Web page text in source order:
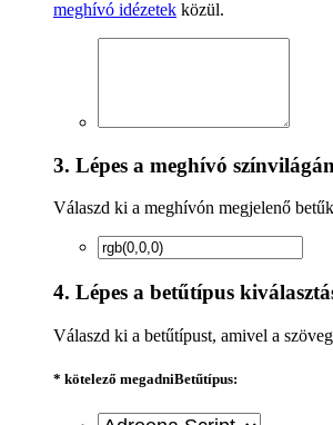
meghívó idézetek közül.
3. Lépes a meghívó
Válaszd ki a meghívón megjelenő
4. Lépes a betűtípus
Válaszd ki a betűtípust, amivel a
* kötelező megadniBetűtípus: